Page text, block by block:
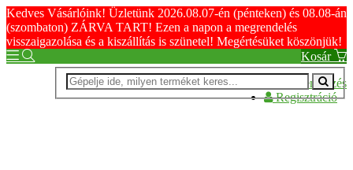
Kedves Vásárlóink! Üzletünk 2026.08.07-én (pénteken) és 08.08-án
(szombaton) ZÁRVA TART! Ezen a napon a megrendelés
visszaigazolása és a kiszállítás is szünetel! Megértésüket köszönjük!
Kosár
Bejelentkezés
Regisztráció